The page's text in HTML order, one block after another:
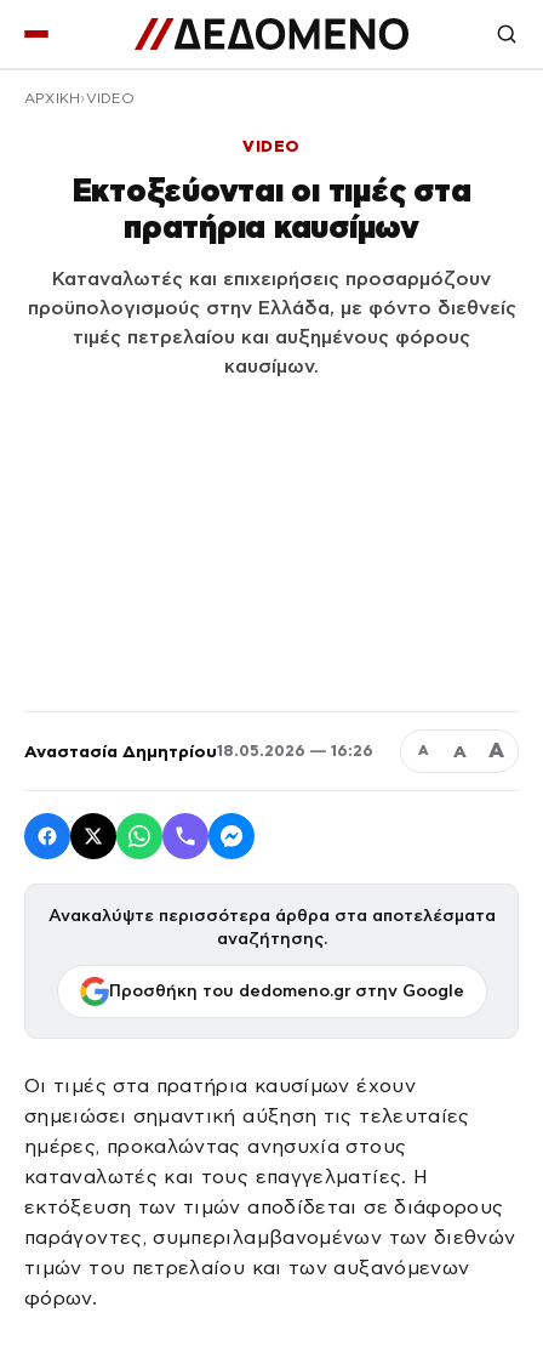
ΑΡΧΙΚΉ VIDEO
VIDEO
Εκτοξεύονται οι τιμές στα
πρατήρια καυσίμων
Καταναλωτές και επιχειρήσεις προσαρμόζουν
προϋπολογισμούς στην Ελλάδα, με φόντο διεθνείς
τιμές πετρελαίου και αυξημένους φόρους
καυσίμων.
Αναστασία Δημητρίου18.05.2026 — 16:26 Α Α Α
Ανακαλύψτε περισσότερα άρθρα στα αποτελέσματα
αναζήτησης.
Προσθήκη του dedomeno.gr στην Google
Οι τιμές στα πρατήρια καυσίμων έχουν
σημειώσει σημαντική αύξηση τις τελευταίες
ημέρες, προκαλώντας ανησυχία στους
καταναλωτές και τους επαγγελματίες. Η
εκτόξευση των τιμών αποδίδεται σε διάφορους
παράγοντες, συμπεριλαμβανομένων των διεθνών
τιμών του πετρελαίου και των αυξανόμενων
φόρων.